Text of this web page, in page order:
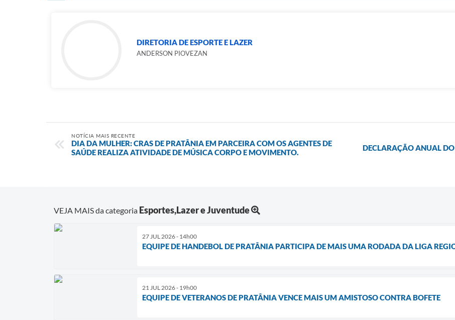
DIRETORIA DE ESPORTE E LAZER
ANDERSON PIOVEZAN
NOTÍCIA MAIS RECENTE
DIA DA MULHER: CRAS DE PRATÂNIA EM PARCEIRA COM OS AGENTES DE
SAÚDE REALIZA ATIVIDADE DE MÚSICA CORPO E MOVIMENTO.
DECLARAÇÃO ANUAL DO
VEJA MAIS da categoria Esportes,Lazer e Juventude
27 JUL 2026 - 14h00
EQUIPE DE HANDEBOL DE PRATÂNIA PARTICIPA DE MAIS UMA RODADA DA LIGA
21 JUL 2026 - 19h00
EQUIPE DE VETERANOS DE PRATÂNIA VENCE MAIS UM AMISTOSO CONTRA BOFETE